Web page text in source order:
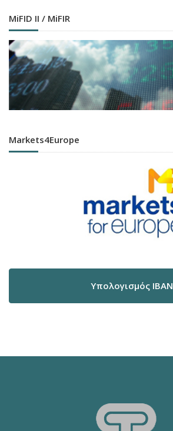
MiFID II / MiFIR
Markets4Europe
Υπολογισμός IBAN